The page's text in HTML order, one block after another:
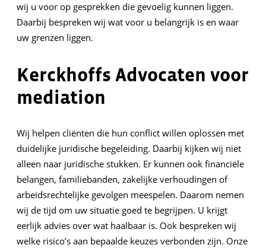
wij u voor op gesprekken die gevoelig kunnen liggen.
Daarbij bespreken wij wat voor u belangrijk is en waar
uw grenzen liggen.
Kerckhoffs Advocaten voor
mediation
Wij helpen cliënten die hun conflict willen oplossen met
duidelijke juridische begeleiding. Daarbij kijken wij niet
alleen naar juridische stukken. Er kunnen ook financiële
belangen, familiebanden, zakelijke verhoudingen of
arbeidsrechtelijke gevolgen meespelen. Daarom nemen
wij de tijd om uw situatie goed te begrijpen. U krijgt
eerlijk advies over wat haalbaar is. Ook bespreken wij
welke risico’s aan bepaalde keuzes verbonden zijn. Onze